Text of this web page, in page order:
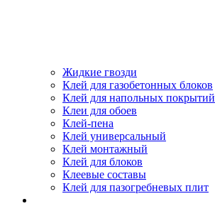
Жидкие гвозди
Клей для газобетонных блоков
Клей для напольных покрытий
Клеи для обоев
Клей-пена
Клей универсальный
Клей монтажный
Клей для блоков
Клеевые составы
Клей для пазогребневых плит